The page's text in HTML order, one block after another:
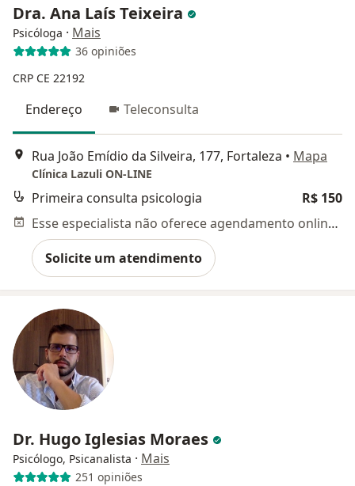
Dra. Ana Laís Teixeira
Psicóloga · Mais
36 opiniões
CRP CE 22192
Endereço Teleconsulta
Rua João Emídio da Silveira, 177, Fortaleza • Mapa
Clínica Lazuli ON-LINE
Primeira consulta psicologia
R$ 150
Esse especialista não oferece agendamento online para esse endereço.
Solicite um atendimento
Dr. Hugo Iglesias Moraes
Psicólogo, Psicanalista · Mais
251 opiniões